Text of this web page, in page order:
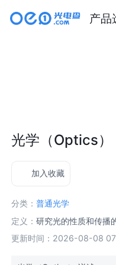
产品
光学（Optics）
加入收藏
分类：普通光学
定义：研究光的性质和传播
更新时间：2026-08-08